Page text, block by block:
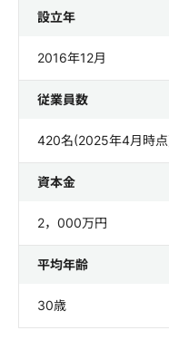
設立年
2016年12月
従業員数
420名(2025年4月時
資本金
2，000万円
平均年齢
30歳